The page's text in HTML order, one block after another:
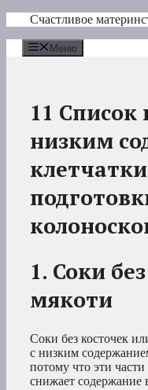
Перейти
содержимому
Счастливое
Меню
11 Список
низким
1. Соки
мякоти
Соки без косточек
с низким
потому что эти
снижает содержание